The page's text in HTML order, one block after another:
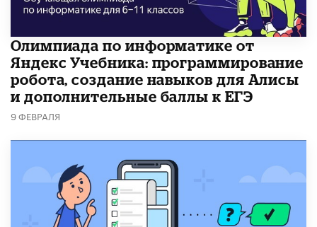
Олимпиада по информатике от
Яндекс Учебника: программирование
робота, создание навыков для Алисы
и дополнительные баллы к ЕГЭ
9 ФЕВРАЛЯ